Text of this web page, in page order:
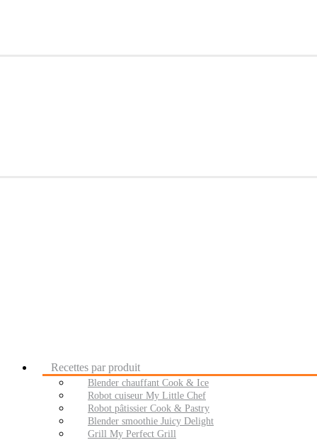
Recettes par produit
Blender chauffant Cook & Ice
Robot cuiseur My Little Chef
Robot pâtissier Cook & Pastry
Blender smoothie Juicy Delight
Grill My Perfect Grill